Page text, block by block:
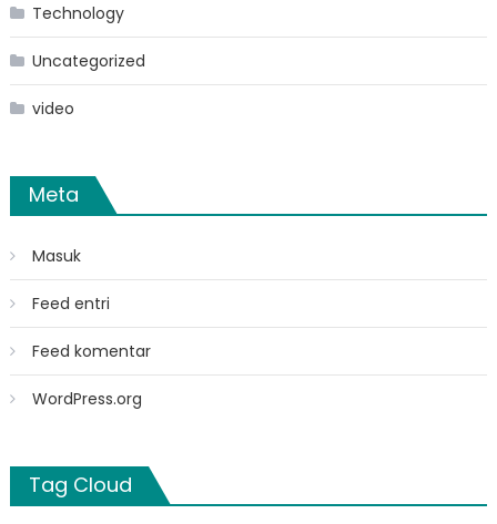
Technology
Uncategorized
video
Meta
Masuk
Feed entri
Feed komentar
WordPress.org
Tag Cloud